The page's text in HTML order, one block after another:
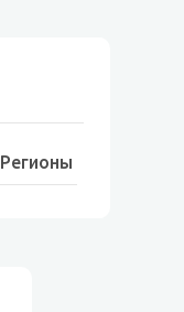
Регионы